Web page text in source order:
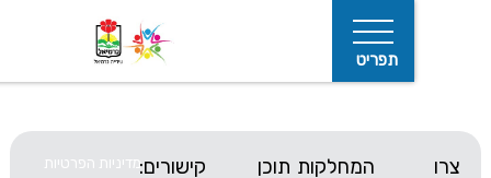
המחלקות
תוכן
קישורים: מדיניות הפרטיות